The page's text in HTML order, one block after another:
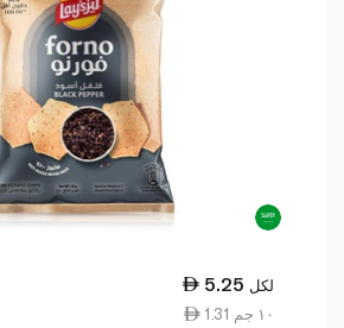
5.25 لكل
1.31 ١٠ جم